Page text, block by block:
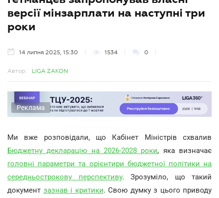
версії мінзарплати на наступні три
роки
14 липня 2025, 15:30 1534 0
Автор: LIGA ZAKON
Реклама
Ми вже розповідали, що Кабінет Міністрів схвалив
Бюджетну декларацію на 2026-2028 роки, яка визначає
головні параметри та орієнтири бюджетної політики на
середньострокову перспективу. Зрозуміло, що такий
документ зазнав і критики. Свою думку з цього приводу